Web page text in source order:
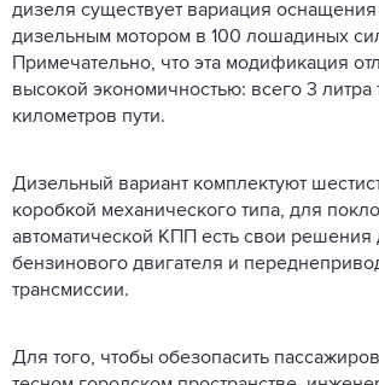
дизеля существует вариация
дизельным мотором в 100 лошадиных
Примечательно, что эта модификация
высокой экономичностью: всего 3 литра
километров пути.
Дизельный вариант комплектуют
коробкой механического типа, для
автоматической КПП есть свои решения
бензинового двигателя и
трансмиссии.
Для того, чтобы обезопасить